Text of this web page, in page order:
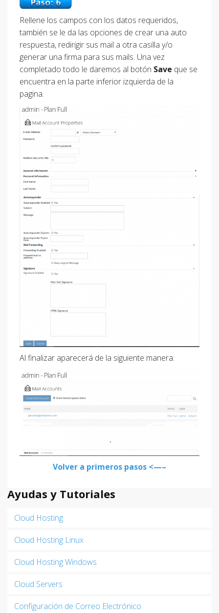
Rellene los campos con los datos requeridos,
también se le da las opciones de crear una auto
respuesta, redirigir sus mail a otra casilla y/o
generar una firma para sus mails. Una vez
completado todo le daremos al botón Save que se
encuentra en la parte inferior izquierda de la
pagina.
Al finalizar aparecerá de la siguiente manera:
Volver a primeros pasos <—–
Ayudas y Tutoriales
Cloud Hosting
Cloud Hosting Linux
Cloud Hosting Windows
Cloud Servers
Configuración de Correo Electrónico